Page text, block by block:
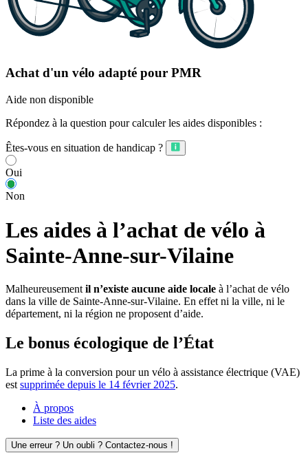
Achat d'un vélo adapté pour PMR
Aide non disponible
Répondez à la question pour calculer les aides disponibles :
Êtes-vous en situation de handicap ?
Oui
Non
Les aides à l’achat de vélo à
Sainte-Anne-sur-Vilaine
Malheureusement il n’existe aucune aide locale à l’achat de vélo
dans la ville de Sainte-Anne-sur-Vilaine. En effet ni la ville, ni le
département, ni la région ne proposent d’aide.
Le bonus écologique de l’État
La prime à la conversion pour un vélo à assistance électrique (VAE)
est supprimée depuis le 14 février 2025.
À propos
Liste des aides
Une erreur ? Un oubli ? Contactez-nous !